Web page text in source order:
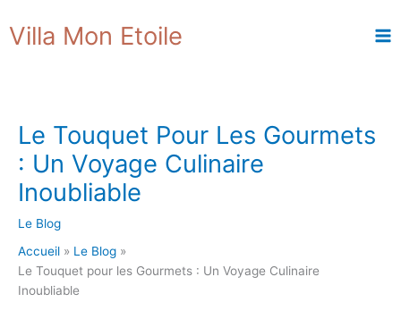
au
contenu
Villa Mon Etoile
Le Touquet Pour Les Gourmets
: Un Voyage Culinaire
Inoubliable
Le Blog
Accueil
Le Blog
Le Touquet pour les Gourmets : Un Voyage Culinaire
Inoubliable
e
c
e
r